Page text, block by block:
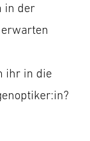
in der
ihr in die